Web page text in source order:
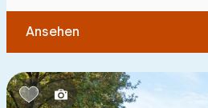
Ansehen